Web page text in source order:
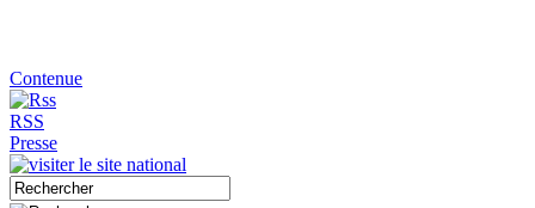
Contenue
RSS
Presse